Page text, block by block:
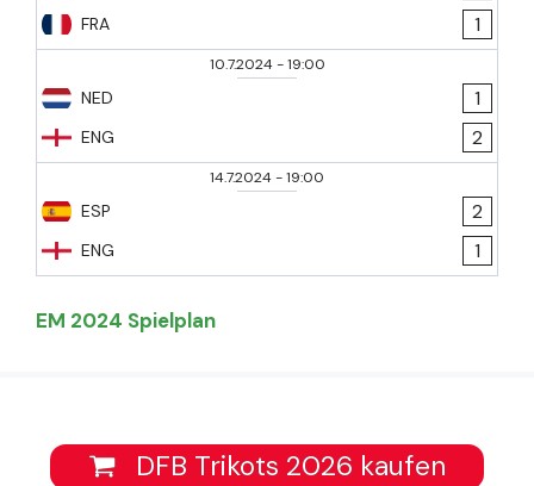
FRA
1
10.7.2024-19:00
NED
ENG
1
2
14.7.2024-19:00
ESP
ENG
2
1
EM 2024 Spielplan
DFB Trikots 2026 kaufen